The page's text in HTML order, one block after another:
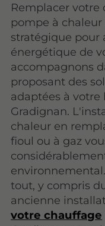
Remplacer votre
pompe à
stratégique pour
énergétique de
accompagnons
proposant des
adaptées à
Gradignan.
chaleur en
fioul ou à gaz
tout, y compris
ancienne
votre chauffage